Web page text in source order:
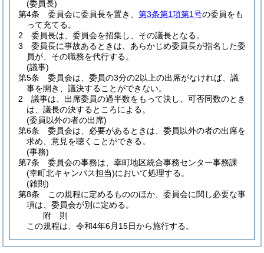
(委員長)
第4条
委員会に委員長を置き、 第3条第1項第1号の委員をも
って充てる。
2
委員長は、委員会を招集し、その議長となる。
3
委員長に事故あるときは、あらかじめ委員長が指名した委
員が、その職務を代行する。
(議事)
第5条
委員会は、委員の3分の2以上の出席がなければ、議
事を開き、議決することができない。
2
議事は、出席委員の過半数をもって決し、可否同数のとき
は、議長の決するところによる。
(委員以外の者の出席)
第6条
委員会は、必要があるときは、委員以外の者の出席を
求め、意見を聴くことができる。
(事務)
第7条
委員会の事務は、幸町地区統合事務センター事務課
(幸町北キャンパス担当)において処理する。
(雑則)
第8条
この規程に定めるもののほか、委員会に関し必要な事
項は、委員会が別に定める。
附 則
この規程は、令和4年6月15日から施行する。